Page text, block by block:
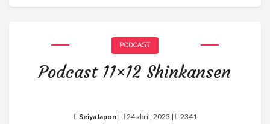
PODCAST
Podcast 11×12 Shinkansen
SeiyaJapon| 24 abril, 2023 | 2341